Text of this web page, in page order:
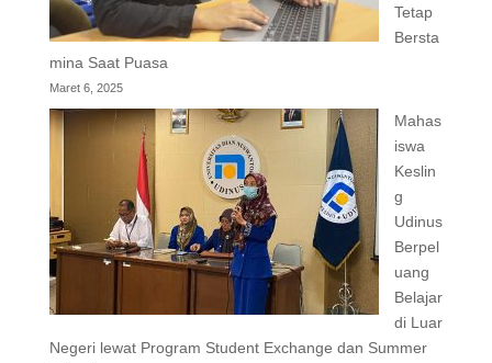
Tetap
Bersta
mina Saat Puasa
Maret 6, 2025
Mahas
iswa
Keslin
g
Udinus
Berpel
uang
Belajar
di Luar
Negeri lewat Program Student Exchange dan Summer